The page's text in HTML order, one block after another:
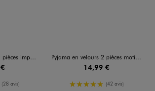
garçon
(28 avis)
Pyjama en velours 2 pièces motif dinosaure garçon
14,99 €
5/5 de moyenne
(42 avis)